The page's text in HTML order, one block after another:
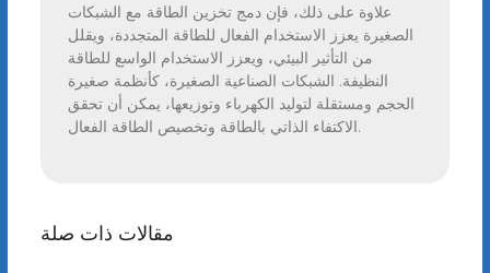
علاوة على ذلك، فإن دمج تخزين الطاقة مع الشبكات
الصغيرة يعزز الاستخدام الفعال للطاقة المتجددة، ويقلل
من التأثير البيئي، ويعزز الاستخدام الواسع للطاقة
النظيفة. الشبكات الصناعية الصغيرة، كأنظمة صغيرة
الحجم ومستقلة لتوليد الكهرباء وتوزيعها، يمكن أن تحقق
الاكتفاء الذاتي بالطاقة وتخصيص الطاقة الفعال.
مقالات ذات صلة